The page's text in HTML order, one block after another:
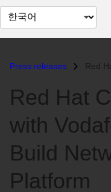
페
이
언Press releases Red Hat
Red Hat
with
Build
Platform